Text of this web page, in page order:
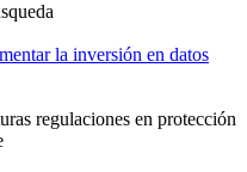
la inversión en datos
regulaciones en protección